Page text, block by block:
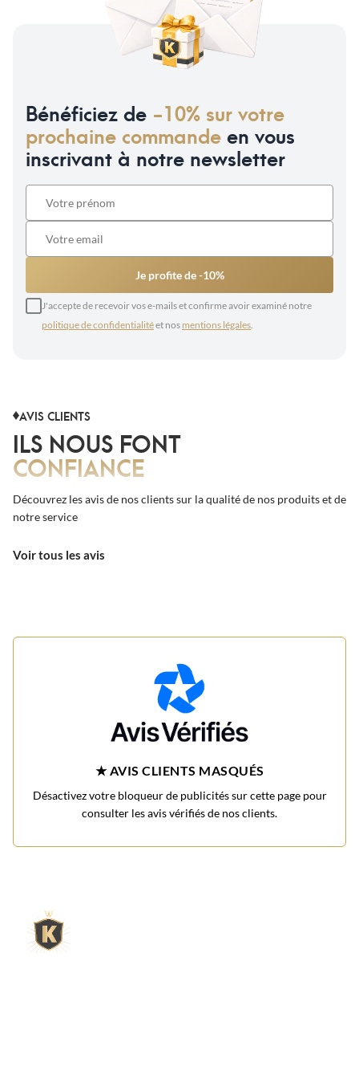
Bénéficiez de -10% sur votre
prochaine commandeen vous
inscrivant à notre newsletter
Je profite de -10%
J'accepte de recevoir vos e-mails et confirme avoir examiné notre
politique de confidentialitéet nos mentions légales.
AVIS CLIENTS
ILS NOUS FONT
CONFIANCE
Découvrez les avis de nos clients sur la qualité de nos produits et de
notre service
Voir tous les avis
★ AVIS CLIENTS MASQUÉS
Désactivez votre bloqueur de publicités sur cette page pour
consulter les avis vérifiés de nos clients.